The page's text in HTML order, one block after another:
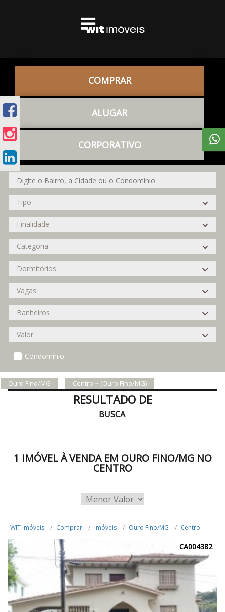
COMPRAR
ALUGAR
CORPORATIVO
Condomínio
Ouro Fino/MG Centro ~ (Ouro Fino/MG)
RESULTADO DE
BUSCA
1 IMÓVEL À VENDA EM OURO FINO/MG NO
CENTRO
WIT Imóveis Comprar Imóveis Ouro Fino/MG Centro
CA004382